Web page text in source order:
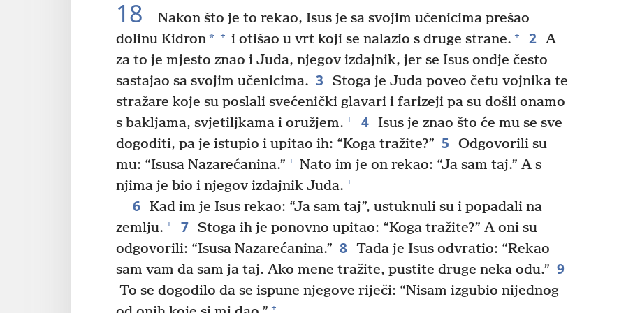
18
Nakon što je to rekao, Isus je sa svojim učenicima prešao
dolinu Kidron* + i otišao u vrt koji se nalazio s druge strane. + 2 A
za to je mjesto znao i Juda, njegov izdajnik, jer se Isus ondje često
sastajao sa svojim učenicima. 3
Stoga je Juda poveo četu vojnika te
stražare koje su poslali svećenički glavari i farizeji pa su došli onamo
s bakljama, svjetiljkama i oružjem. + 4 Isus je znao što će mu se sve
dogoditi, pa je istupio i upitao ih: “Koga tražite?” 5
Odgovorili su
mu: “Isusa Nazarećanina.” + Nato im je on rekao: “Ja sam taj.” A s
njima je bio i njegov izdajnik Juda. +
6 Kad im je Isus rekao: “Ja sam taj”, ustuknuli su i popadali na
zemlju. + 7 Stoga ih je ponovno upitao: “Koga tražite?” A oni su
odgovorili: “Isusa Nazarećanina.” 8 Tada je Isus odvratio: “Rekao
sam vam da sam ja taj. Ako mene tražite, pustite druge neka odu.” 9
To se dogodilo da se ispune njegove riječi: “Nisam izgubio nijednog
+